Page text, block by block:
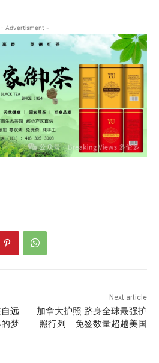
- Advertisment -
远
梦
Next article
加拿大护照 跻身全球最强护
照行列 免签数量超越美国